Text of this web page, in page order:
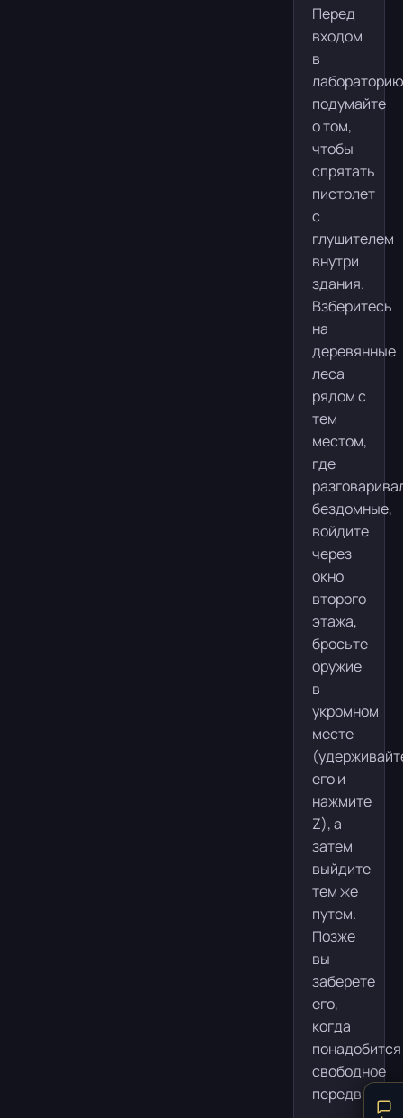
Перед
входом
в
лабораторию
подумайте
о том,
чтобы
спрятать
пистолет
с
глушителем
внутри
здания.
Взберитесь
на
деревянные
леса
рядом с
тем
местом,
где
бездомные,
войдите
через
окно
второго
этажа,
бросьте
оружие
в
укромном
месте
его и
нажмите
Z), а
затем
выйдите
тем же
путем.
Позже
вы
заберете
его,
когда
понадобится
свободное